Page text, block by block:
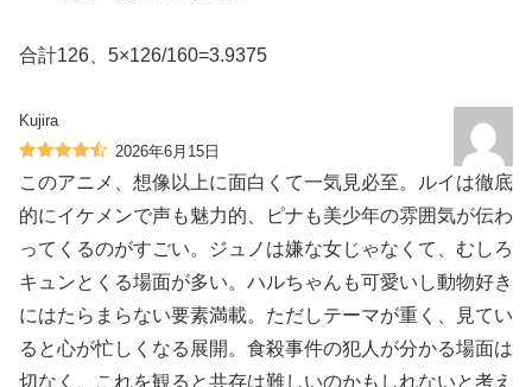
合計126、5×126/160=3.9375
Kujira
2026年6月15日
このアニメ、想像以上に面白くて一気見必至。ルイは徹底
的にイケメンで声も魅力的、ピナも美少年の雰囲気が伝わ
ってくるのがすごい。ジュノは嫌な女じゃなくて、むしろ
キュンとくる場面が多い。ハルちゃんも可愛いし動物好き
にはたらまらない要素満載。ただしテーマが重く、見てい
ると心が忙しくなる展開。食殺事件の犯人が分かる場面は
切なく、これを観ると共存は難しいのかもしれないと考え